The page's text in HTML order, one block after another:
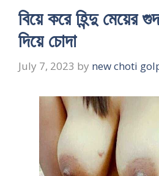
বিয়ে করে হিন্দু মেয়ের
দিয়ে চোদা
July 7, 2023 by new choti